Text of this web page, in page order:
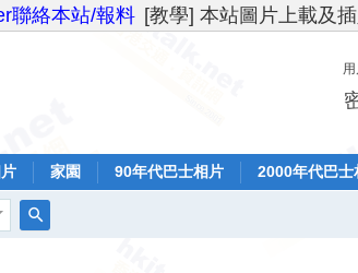
聯絡本站/報料 [教學] 本站圖片上載及
家園 90年代巴士相片 2000年代巴士